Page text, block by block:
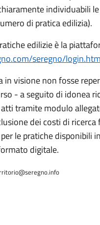
individuabili
di pratica edilizia).
edilizie è la
seregno/
visione non fosse
- a seguito di idonea
tramite modulo
dei costi di ricerca
le pratiche disponibili
digitale.